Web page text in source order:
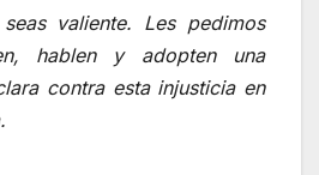
valiente. Les pedimos
hablen y adopten una
contra esta injusticia en